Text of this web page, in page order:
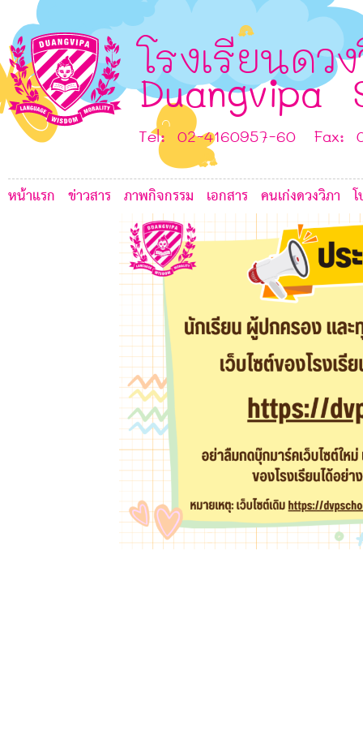
โรงเรียนดว
Duangvipa
Tel: 02-4160957-60 Fax:
หน้าแรก ข่าวสาร ภาพกิจกรรม เอกสาร คนเก่งดวงวิภา
J
E
E